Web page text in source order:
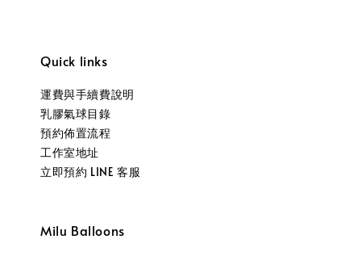
Quick links
運費與手續費說明
乳膠氣球目錄
預約佈置流程
工作室地址
立即預約 LINE 客服
Milu Balloons